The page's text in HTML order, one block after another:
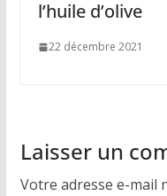
l’huile d’olive
22 décembre 2021
Laisser un
Votre adresse e-mail